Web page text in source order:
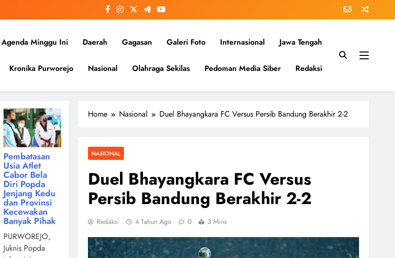
Agenda Minggu Ini Daerah Gagasan Galeri Foto Internasional Jawa Tengah
Kronika Purworejo Nasional Olahraga Sekilas Pedoman Media Siber Redaksi
Home Nasional Duel Bhayangkara FC Versus Persib Bandung Berakhir 2-2
NASIONAL
Duel Bhayangkara FC Versus
Persib Bandung Berakhir 2-2
Redaksi 4 Tahun Ago 0 3 Mins
Pembatasan
Usia Atlet
Cabor Bela
Diri Popda
Jenjang Kedu
dan Provinsi
Kecewakan
Banyak Pihak
PURWOREJO,
Juknis Popda